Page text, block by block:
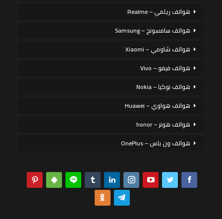
هواتف ريلمي – Realme
هواتف سامسونج – Samsung
هواتف شاومي – Xiaomi
هواتف فيفو – Vivo
هواتف نوكيا – Nokia
هواتف هواوي – Huawei
هواتف هونر – honor
هواتف ون بلس – OnePlus